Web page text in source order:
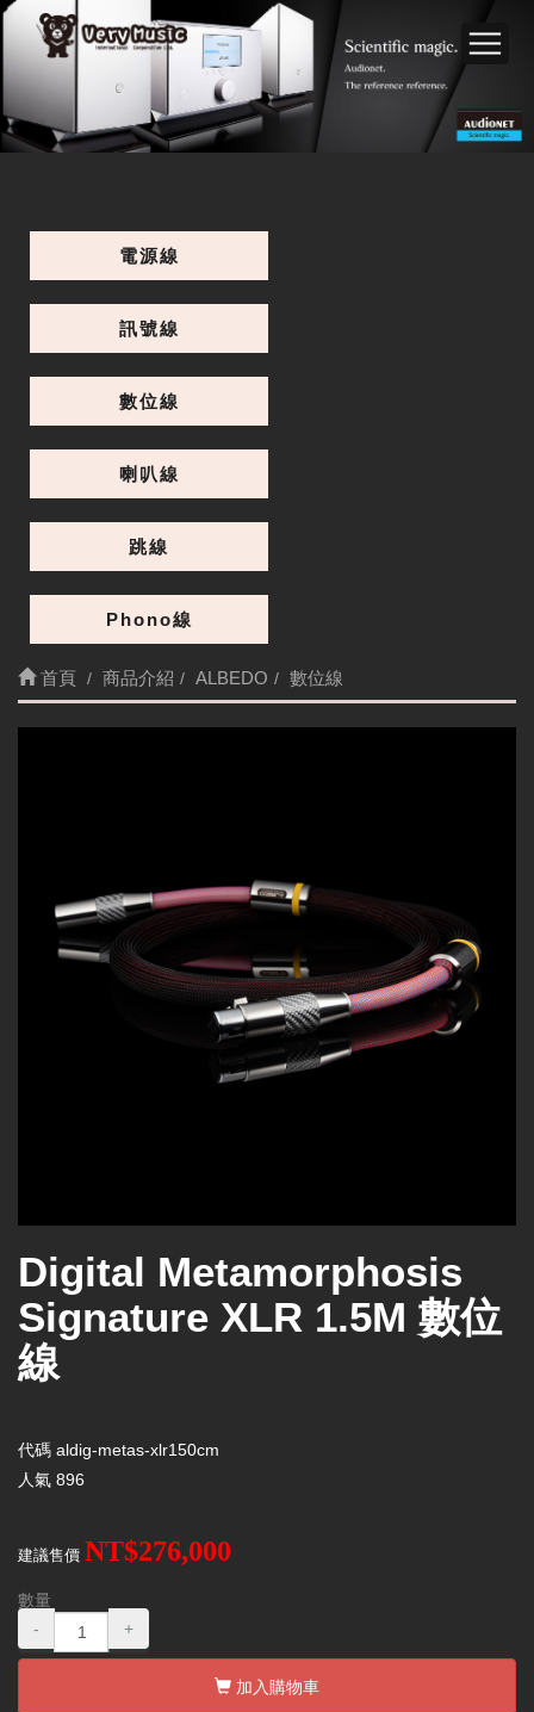
電源線
訊號線
數位線
喇叭線
跳線
Phono線
首頁 商品介紹 ALBEDO 數位線
Digital Metamorphosis
Signature XLR 1.5M 數位
線
代碼 aldig-metas-xlr150cm
人氣 896
建議售價 NT$276,000
數量
-
+
加入購物車